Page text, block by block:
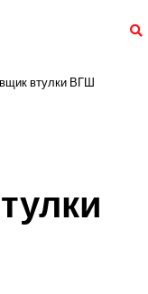
втулки ВГШ